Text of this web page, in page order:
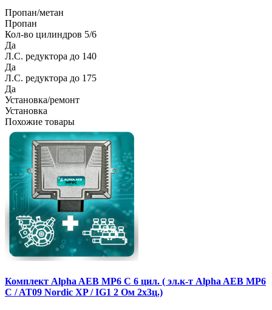
Пропан/метан
Пропан
Кол-во цилиндров 5/6
Да
Л.С. редуктора до 140
Да
Л.С. редуктора до 175
Да
Установка/ремонт
Установка
Похожие товары
Комплект Alpha AEB MP6 C 6 цил. ( эл.к-т Alpha AEB MP6
C / AT09 Nordic XP / IG1 2 Ом 2х3ц.)